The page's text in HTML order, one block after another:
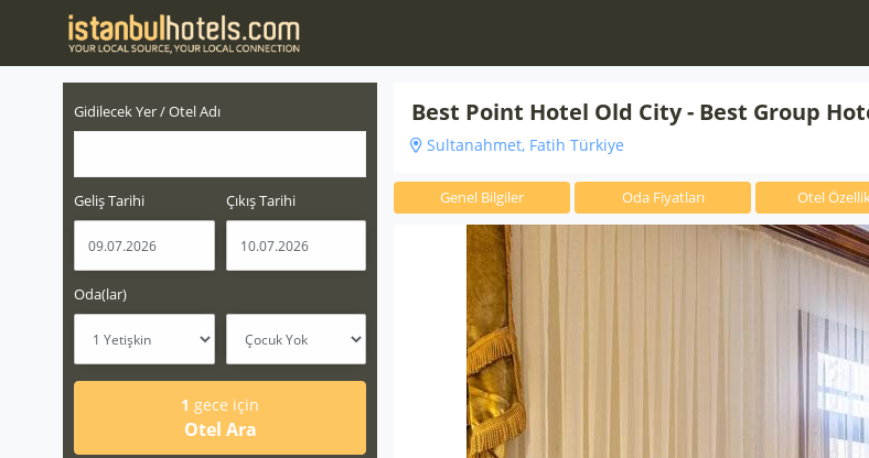
Gidilecek Yer / Otel Adı
Geliş Tarihi Çıkış Tarihi
Oda(lar)
1 gece için
Otel Ara
Best Point Hotel Old City - Best Group
Sultanahmet, Fatih Türkiye
Genel Bilgiler Oda Fiyatları Otel